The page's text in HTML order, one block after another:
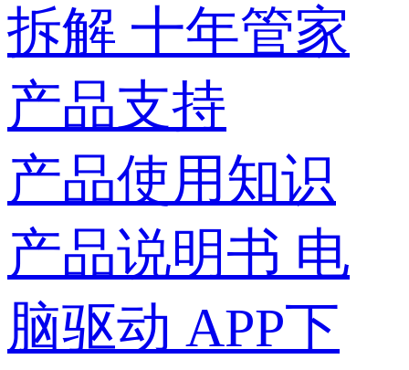
拆解 十年管家
产品支持
产品使用知识
产品说明书 电
脑驱动 APP下